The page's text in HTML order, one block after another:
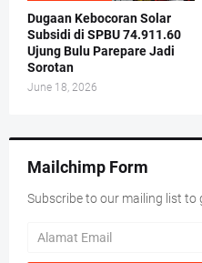
Dugaan Kebocoran Solar
Subsidi di SPBU 74.911.60
Ujung Bulu Parepare Jadi
Sorotan
June 18, 2026
Mailchimp Form
Subscribe to our mailing list to